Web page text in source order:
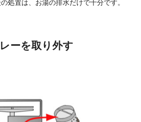
処置は、お湯の排水だけで十分です。
レーを取り外す